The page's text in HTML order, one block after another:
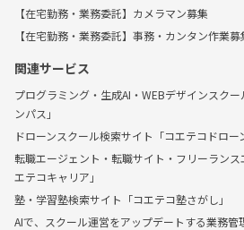
【在宅勤務・業務委託】カメラマン募集
【在宅勤務・業務委託】事務・カンタン作業募
関連サービス
プログラミング・生成AI・WEBデザインスク
ンパス」
ドローンスクール検索サイト「コエテコドロー
転職エージェント・転職サイト・フリーラン
エテコキャリア」
塾・学習塾検索サイト「コエテコ塾さがし」
AIで、スクール運営をアップデートする業務